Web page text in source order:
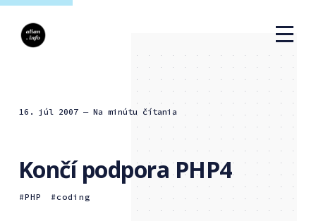
16. júl 2007 — Na minútu čítania
Končí podpora PHP4
PHP coding